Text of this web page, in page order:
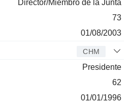
Director/Miembro de la Junta
73
01/08/2003
CHM
Presidente
62
01/01/1996